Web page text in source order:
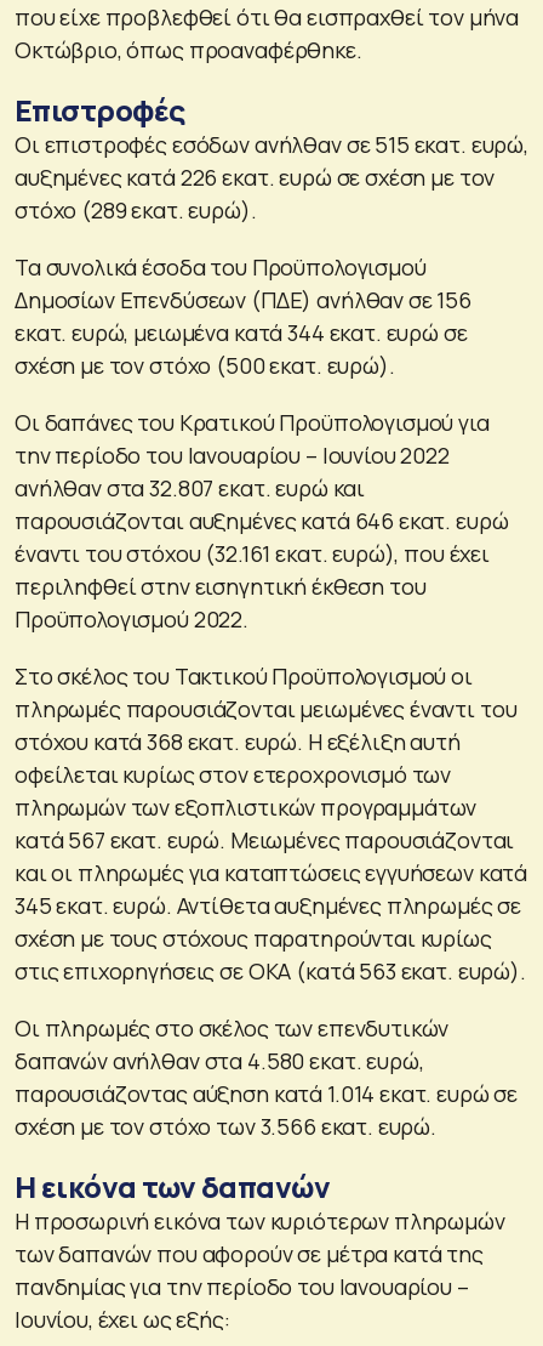
που είχε προβλεφθεί ότι θα εισπραχθεί τον μήνα
Οκτώβριο, όπως προαναφέρθηκε.
Επιστροφές
Οι επιστροφές εσόδων ανήλθαν σε 515 εκατ. ευρώ,
αυξημένες κατά 226 εκατ. ευρώ σε σχέση με τον
στόχο (289 εκατ. ευρώ).
Τα συνολικά έσοδα του Προϋπολογισμού
Δημοσίων Επενδύσεων (ΠΔΕ) ανήλθαν σε 156
εκατ. ευρώ, μειωμένα κατά 344 εκατ. ευρώ σε
σχέση με τον στόχο (500 εκατ. ευρώ).
Οι δαπάνες του Κρατικού Προϋπολογισμού για
την περίοδο του Ιανουαρίου – Ιουνίου 2022
ανήλθαν στα 32.807 εκατ. ευρώ και
παρουσιάζονται αυξημένες κατά 646 εκατ. ευρώ
έναντι του στόχου (32.161 εκατ. ευρώ), που έχει
περιληφθεί στην εισηγητική έκθεση του
Προϋπολογισμού 2022.
Στο σκέλος του Τακτικού Προϋπολογισμού οι
πληρωμές παρουσιάζονται μειωμένες έναντι του
στόχου κατά 368 εκατ. ευρώ. Η εξέλιξη αυτή
οφείλεται κυρίως στον ετεροχρονισμό των
πληρωμών των εξοπλιστικών προγραμμάτων
κατά 567 εκατ. ευρώ. Μειωμένες παρουσιάζονται
και οι πληρωμές για καταπτώσεις εγγυήσεων κατά
345 εκατ. ευρώ. Αντίθετα αυξημένες πληρωμές σε
σχέση με τους στόχους παρατηρούνται κυρίως
στις επιχορηγήσεις σε ΟΚΑ (κατά 563 εκατ. ευρώ).
Οι πληρωμές στο σκέλος των επενδυτικών
δαπανών ανήλθαν στα 4.580 εκατ. ευρώ,
παρουσιάζοντας αύξηση κατά 1.014 εκατ. ευρώ σε
σχέση με τον στόχο των 3.566 εκατ. ευρώ.
Η εικόνα των δαπανών
Η προσωρινή εικόνα των κυριότερων πληρωμών
των δαπανών που αφορούν σε μέτρα κατά της
πανδημίας για την περίοδο του Ιανουαρίου –
Ιουνίου, έχει ως εξής: